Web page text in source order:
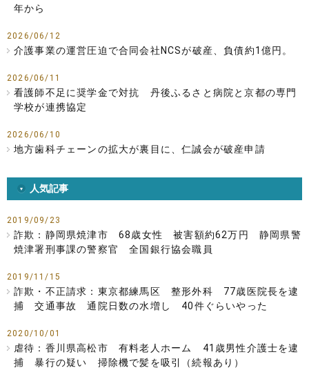
年から
2026/06/12
介護事業の運営圧迫で合同会社NCSが破産、負債約1億円。
2026/06/11
看護師不足に奨学金で対抗 丹後ふるさと病院と京都の専門
学校が連携協定
2026/06/10
地方歯科チェーンの拡大が裏目に、仁誠会が破産申請
人気記事
2019/09/23
詐欺：静岡県焼津市 68歳女性 被害額約62万円 静岡県警
焼津署刑事課の警察官 全国銀行協会職員
2019/11/15
詐欺・不正請求：東京都練馬区 整形外科 77歳医院長を逮
捕 交通事故 通院日数の水増し 40件ぐらいやった
2020/10/01
虐待：香川県高松市 有料老人ホーム 41歳男性介護士を逮
捕 暴行の疑い 掃除機で髪を吸引（続報あり）